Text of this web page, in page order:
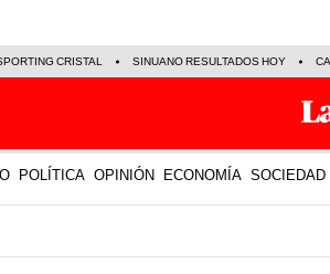
CRISTAL SINUANO RESULTADOS HOY
POLÍTICA OPINIÓN ECONOMÍA SOCIEDAD